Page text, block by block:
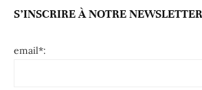
S’INSCRIRE À NOTRE NEWSLETTER
email*: